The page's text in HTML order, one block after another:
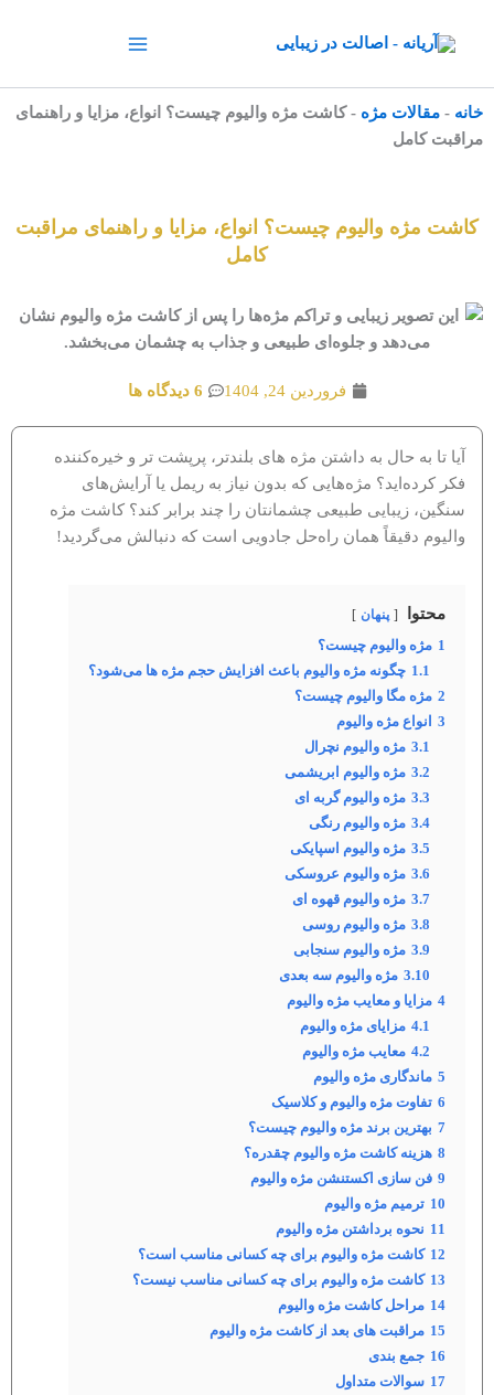
خانه - مقالات مژه -کاشت مژه والیوم چیست؟ انواع، مزایا و راهنمای
مراقبت کامل
کاشت مژه والیوم چیست؟ انواع، مزایا و راهنمای مراقبت
کامل
فروردین 24, 1404 6 دیدگاه ها
آیا تا به حال به داشتن مژه های بلندتر، پرپشت تر و خیره‌کننده
فکر کرده‌اید؟ مژه‌هایی که بدون نیاز به ریمل یا آرایش‌های
سنگین، زیبایی طبیعی چشمانتان را چند برابر کند؟ کاشت مژه
والیوم دقیقاً همان راه‌حل جادویی است که دنبالش می‌گردید!
محتوا پنهان
1 مژه والیوم چیست؟
1.1 چگونه مژه والیوم باعث افزایش حجم مژه‌ ها می‌شود؟
2 مژه مگا والیوم چیست؟
3 انواع مژه والیوم
3.1 مژه والیوم نچرال
3.2 مژه والیوم ابریشمی
3.3 مژه والیوم گربه ای
3.4 مژه والیوم رنگی
3.5 مژه والیوم اسپایکی
3.6 مژه والیوم عروسکی
3.7 مژه والیوم قهوه ای
3.8 مژه والیوم روسی
3.9 مژه والیوم سنجابی
3.10 مژه والیوم سه بعدی
4 مزایا و معایب مژه والیوم
4.1 مزایای مژه والیوم
4.2 معایب مژه والیوم
5 ماندگاری مژه والیوم
6 تفاوت مژه والیوم و کلاسیک
7 بهترین برند مژه والیوم چیست؟
8 هزینه کاشت مژه والیوم چقدره؟
9 فن سازی اکستنشن مژه والیوم
10 ترمیم مژه والیوم
11 نحوه برداشتن مژه والیوم
12 کاشت مژه والیوم برای چه کسانی مناسب است؟
13 کاشت مژه والیوم برای چه کسانی مناسب نیست؟
14 مراحل کاشت مژه والیوم
15 مراقبت های بعد از کاشت مژه والیوم
16 جمع بندی
17 سوالات متداول